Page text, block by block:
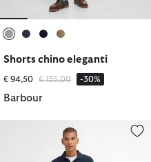
Shorts chino eleganti
€ 94,50 Prezzo ridotto da
€ 135,00a -30%
Barbour
Shorts in tartan con vestibilità